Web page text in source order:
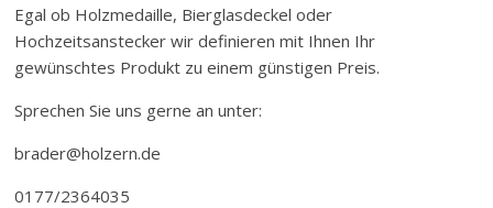
Egal ob Holzmedaille, Bierglasdeckel oder
Hochzeitsanstecker wir definieren mit Ihnen Ihr
gewünschtes Produkt zu einem günstigen Preis.
Sprechen Sie uns gerne an unter:
brader@holzern.de
0177/2364035